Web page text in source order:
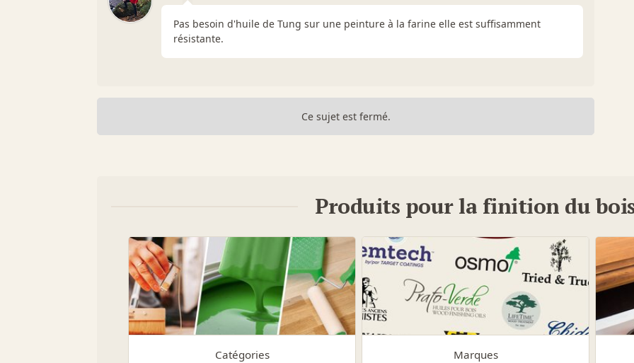
Pas besoin d'huile de Tung sur une peinture à la farine elle est suffisamment
résistante.
Ce sujet est fermé.
Produits pour la finition du
Catégories Marques